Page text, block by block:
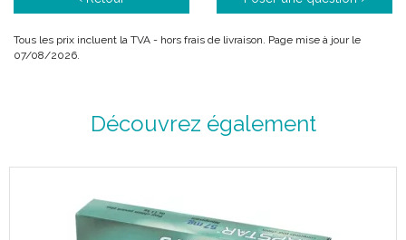
Tous les prix incluent la TVA - hors frais de livraison. Page mise à jour le
07/08/2026.
Découvrez également